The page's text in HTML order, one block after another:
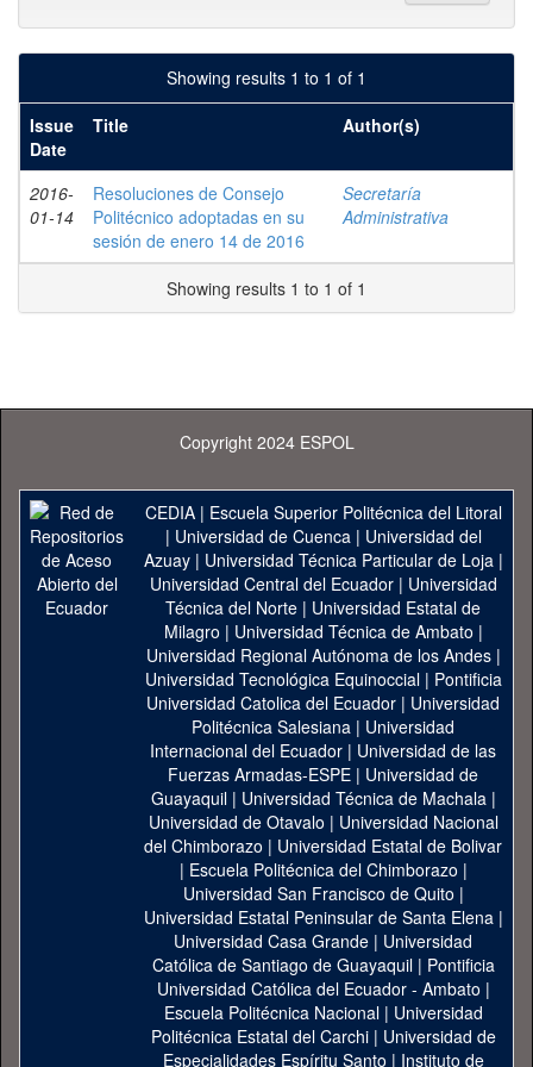
Showing results 1 to 1 of 1
Issue
Date
Title Author(s)
2016-
01-14
Resoluciones de Consejo
Politécnico adoptadas en su
sesión de enero 14 de 2016
Secretaría
Administrativa
Showing results 1 to 1 of 1
Copyright 2024 ESPOL
CEDIA| Escuela Superior Politécnica del Litoral
| Universidad de Cuenca| Universidad del
Azuay| Universidad Técnica Particular de Loja|
Universidad Central del Ecuador| Universidad
Técnica del Norte | Universidad Estatal de
Milagro | Universidad Técnica de Ambato |
Universidad Regional Autónoma de los Andes|
Universidad Tecnológica Equinoccial| Pontificia
Universidad Catolica del Ecuador | Universidad
Politécnica Salesiana | Universidad
Internacional del Ecuador | Universidad de las
Fuerzas Armadas-ESPE | Universidad de
Guayaquil| Universidad Técnica de Machala|
Universidad de Otavalo | Universidad Nacional
del Chimborazo | Universidad Estatal de Bolivar
| Escuela Politécnica del Chimborazo |
Universidad San Francisco de Quito |
Universidad Estatal Peninsular de Santa Elena|
Universidad Casa Grande | Universidad
Católica de Santiago de Guayaquil| Pontificia
Universidad Católica del Ecuador - Ambato |
Escuela Politécnica Nacional| Universidad
Politécnica Estatal del Carchi| Universidad de
Especialidades Espíritu Santo | Instituto de